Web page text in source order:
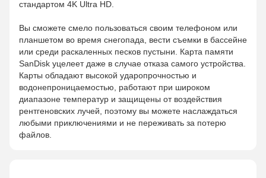
стандартом 4K Ultra HD.
Вы сможете смело пользоваться своим телефоном или
планшетом во время снегопада, вести съемки в бассейне
или среди раскаленных песков пустыни. Карта памяти
SanDisk уцелеет даже в случае отказа самого устройства.
Карты обладают высокой ударопрочностью и
водонепроницаемостью, работают при широком
диапазоне температур и защищены от воздействия
рентгеновских лучей, поэтому вы можете наслаждаться
любыми приключениями и не переживать за потерю
файлов.